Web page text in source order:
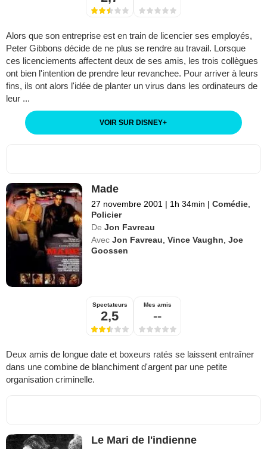
Alors que son entreprise est en train de licencier ses employés,
Peter Gibbons décide de ne plus se rendre au travail. Lorsque
ces licenciements affectent deux de ses amis, les trois collègues
ont bien l'intention de prendre leur revanchee. Pour arriver à leurs
fins, ils ont alors l'idée de planter un virus dans les ordinateurs de
leur ...
VOIR SUR DISNEY+
Made
27 novembre 2001 | 1h 34min | Comédie
Policier
De Jon Favreau
Avec Jon Favreau ,Vince Vaughn ,Joe
Goossen
Spectateurs
2,5
Mes amis
--
Deux amis de longue date et boxeurs ratés se laissent entraîner
dans une combine de blanchiment d'argent par une petite
organisation criminelle.
Le Mari de l'indienne